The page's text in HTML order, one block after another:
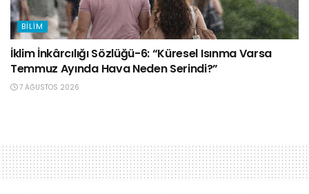
BILIM
İklim İnkârcılığı Sözlüğü-6: “Küresel Isınma Varsa
Temmuz Ayında Hava Neden Serindi?”
7 AĞUSTOS 2026